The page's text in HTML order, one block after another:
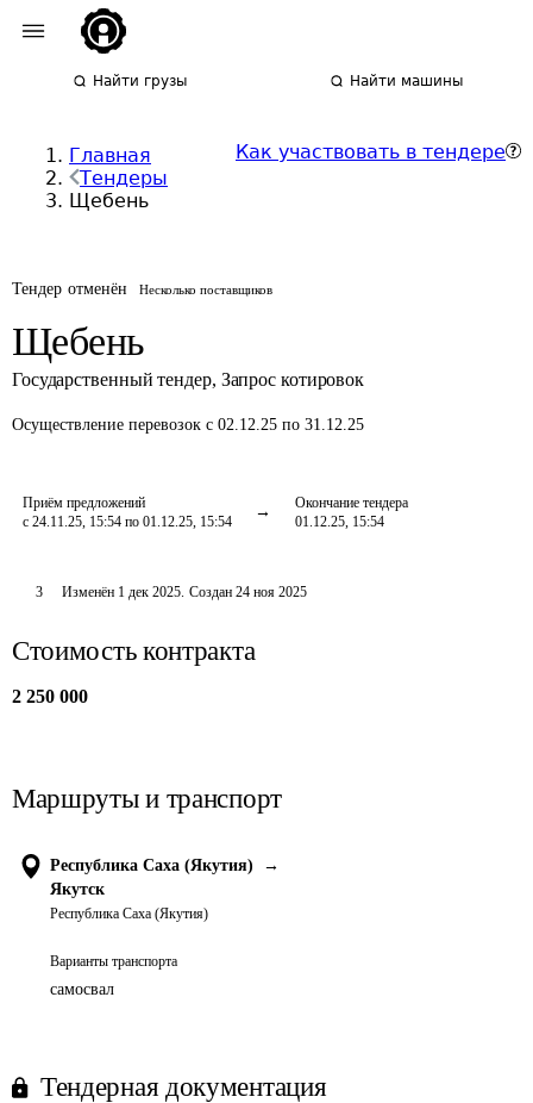
Найти грузы Найти машины
Главная
Тендеры
Щебень
Как участвовать в тендере
Тендер отменён Несколько поставщиков
Щебень
Государственный тендер, Запрос котировок
Осуществление перевозок с 02.12.25 по 31.12.25
Приём предложений
с 24.11.25, 15:54 по 01.12.25, 15:54
Окончание тендера
01.12.25, 15:54
3 Изменён 1 дек 2025. Создан 24 ноя 2025
Стоимость контракта
2 250 000
Маршруты и транспорт
Республика Саха (Якутия)
→
Якутск
Республика Саха (Якутия)
Варианты транспорта
самосвал
Тендерная документация